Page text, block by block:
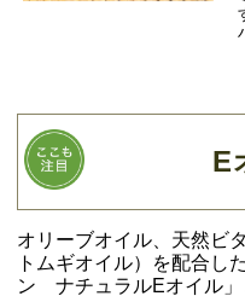
E
オリーブオイル、天然ビ
トムギオイル）を配合し
ン ナチュラルEオイル」